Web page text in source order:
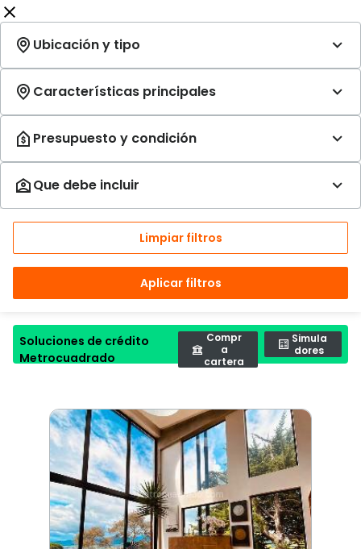
Limpiar filtros
Aplicar filtros
Soluciones de crédito
Metrocuadrado
Compr
a
cartera
Simula
dores